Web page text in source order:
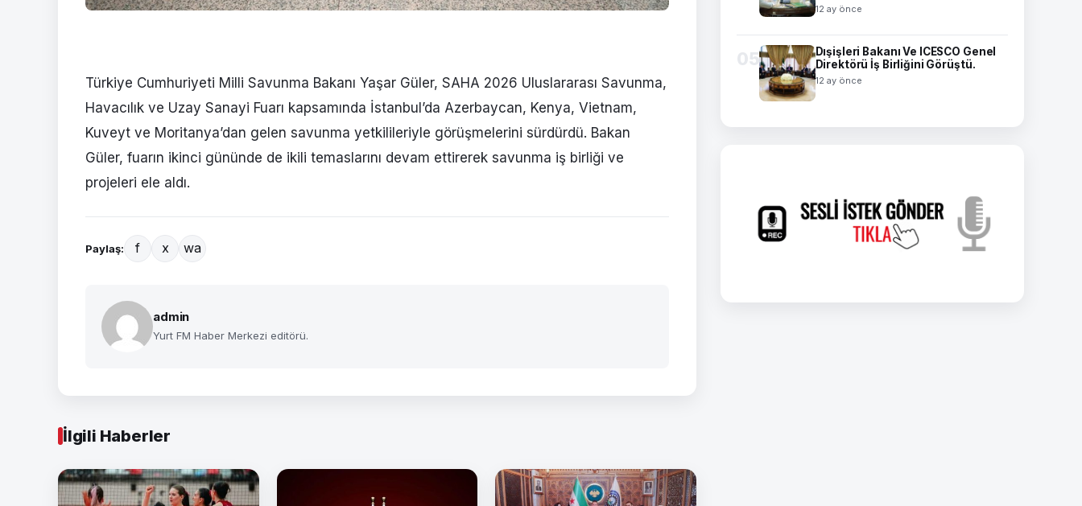
Türkiye Cumhuriyeti Milli Savunma Bakanı Yaşar Güler, SAHA 2026 Uluslararası Savunma,
Havacılık ve Uzay Sanayi Fuarı kapsamında İstanbul’da Azerbaycan, Kenya, Vietnam,
Kuveyt ve Moritanya’dan gelen savunma yetkilileriyle görüşmelerini sürdürdü. Bakan
Güler, fuarın ikinci gününde de ikili temaslarını devam ettirerek savunma iş birliği ve
projeleri ele aldı.
Paylaş: f x wa
admin
Yurt FM Haber Merkezi editörü.
İlgili Haberler
12 ay önce
05
Dışişleri Bakanı Ve ICESCO Genel
Direktörü İş Birliğini Görüştü.
12 ay önce